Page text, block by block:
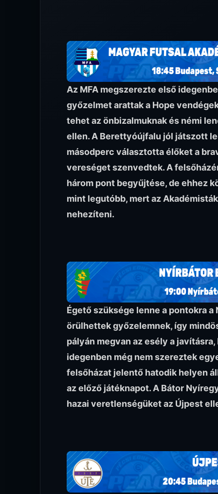
Az MFA megszerezte első
győzelmet arattak a Hope
tehet az önbizalmuknak és némi
ellen. A Berettyóújfalu jól játszott
másodperc választotta élőket a
vereséget szenvedtek. A
három pont begyűjtése, de ehhez
mint legutóbb, mert az
nehezíteni.
Égető szüksége lenne a pontokra
örülhettek győzelemnek, így
pályán megvan az esély a
idegenben még nem szereztek
felsőházat jelentő hatodik helyen
az előző játéknapot. A Bátor
hazai veretlenségüket az Újpest